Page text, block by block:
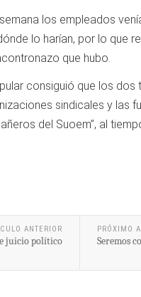
los empleados
lo harían, por lo
que hubo.
consiguió que los
sindicales y las
del Suoem”, al
ANTERIOR
juicio político
PRÓXIMO
Seremos